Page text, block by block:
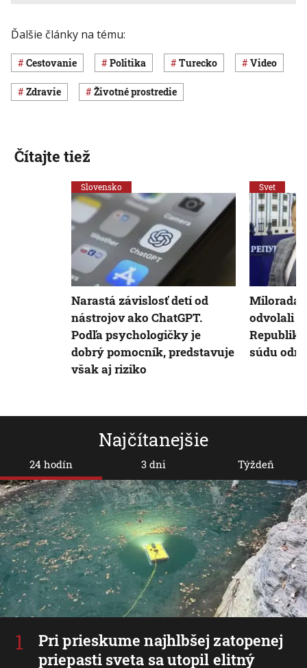
Ďalšie články na tému:
cestovanie Politika Turecko Video
Zdravie Životné prostredie
Najčítanejšie
24 hodín
Pri prieskume najhlbšej zatopenej
priepasti sveta sa utopil elitný
3 dni Týždeň
Čítajte tiež
Slovensko
Narastá závislosť detí od
nástrojov ako ChatGPT.
Podľa psychologičky je
dobrý pomocník, predstavuje
však aj riziko
Svet
Milorada
odvolali z
súdu